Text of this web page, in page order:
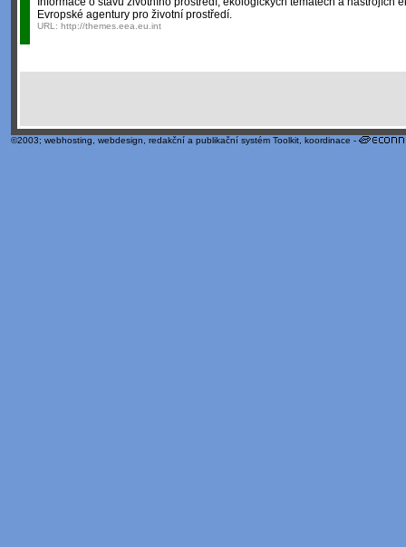
Evropské agentury pro životní prostředí.
URL: http://themes.eea.eu.int
©2003; webhosting webdesign redakční a publikační systém Toolkit , koordinace -